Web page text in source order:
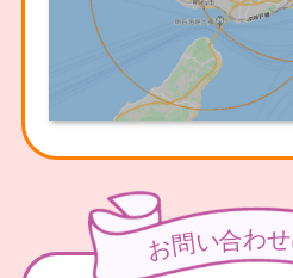
お問い合わせ